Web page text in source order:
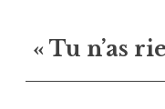
« Tu n’as